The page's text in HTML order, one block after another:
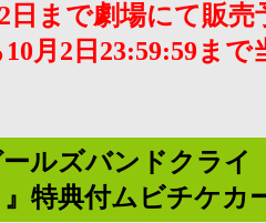
日まで劇場にて販売
月2日23:59:59ま
ールズバンドクライ
特典付ムビチケカ